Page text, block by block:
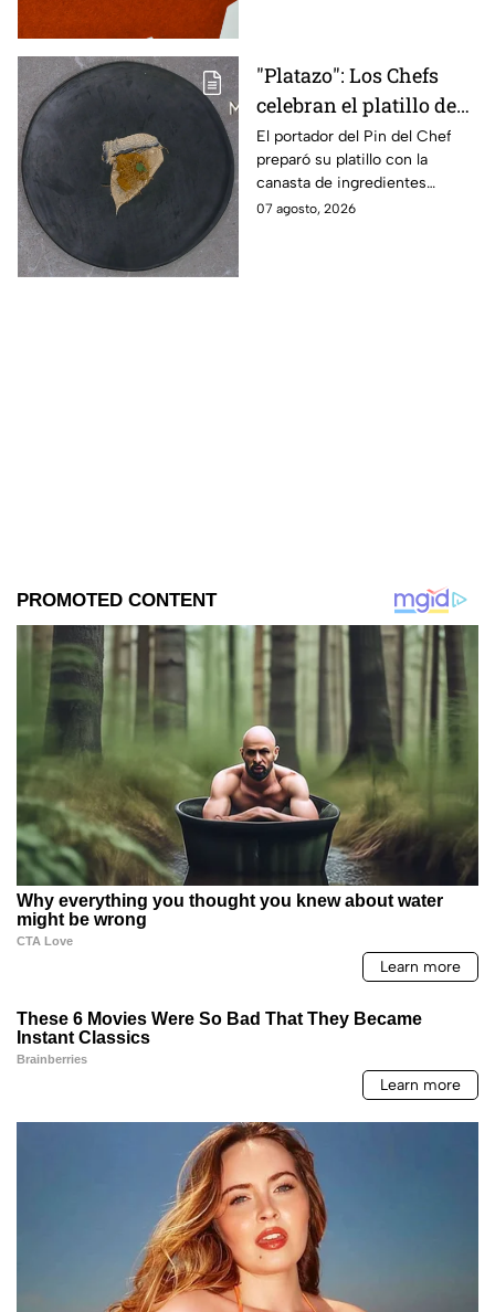
"Platazo": Los Chefs
celebran el platillo de
Lancer en la gala de
salvación de
MasterChef 24/7
El portador del Pin del Chef
preparó su platillo con la
canasta de ingredientes
exóticos que contenía erizo de
07 agosto, 2026